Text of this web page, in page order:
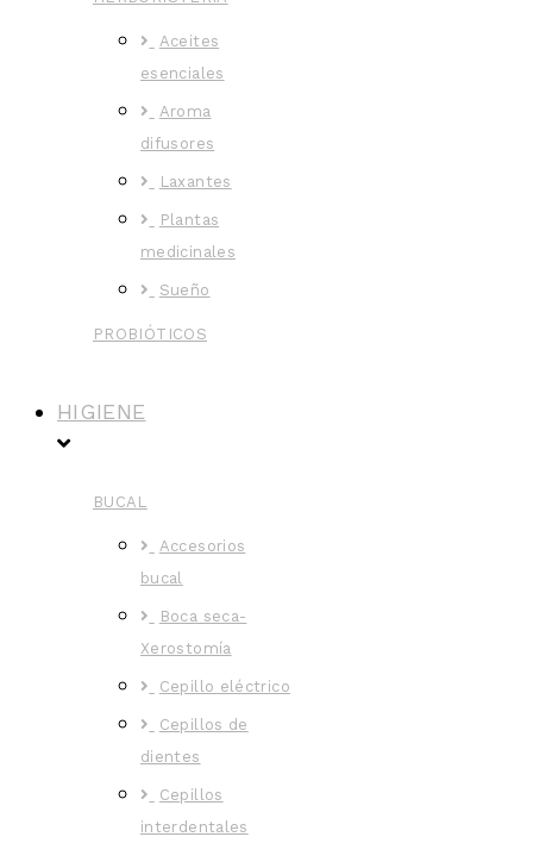
Aceites
esenciales
Aroma
difusores
Laxantes
Plantas
medicinales
Sueño
PROBIÓTICOS
HIGIENE
BUCAL
Accesorios
bucal
Boca seca-
Xerostomía
Cepillo eléctrico
Cepillos de
dientes
Cepillos
interdentales